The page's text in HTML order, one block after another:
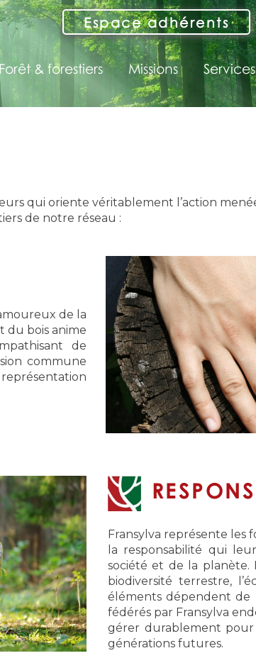
Espace adhérents
& forestiers Missions Services
qui oriente véritablement l’action
de notre réseau :
de la
du bois anime
de
commune
Fransylva représente les
la responsabilité qui
société et de la planète.
biodiversité terrestre,
éléments dépendent de
fédérés par Fransylva
gérer durablement
générations futures.